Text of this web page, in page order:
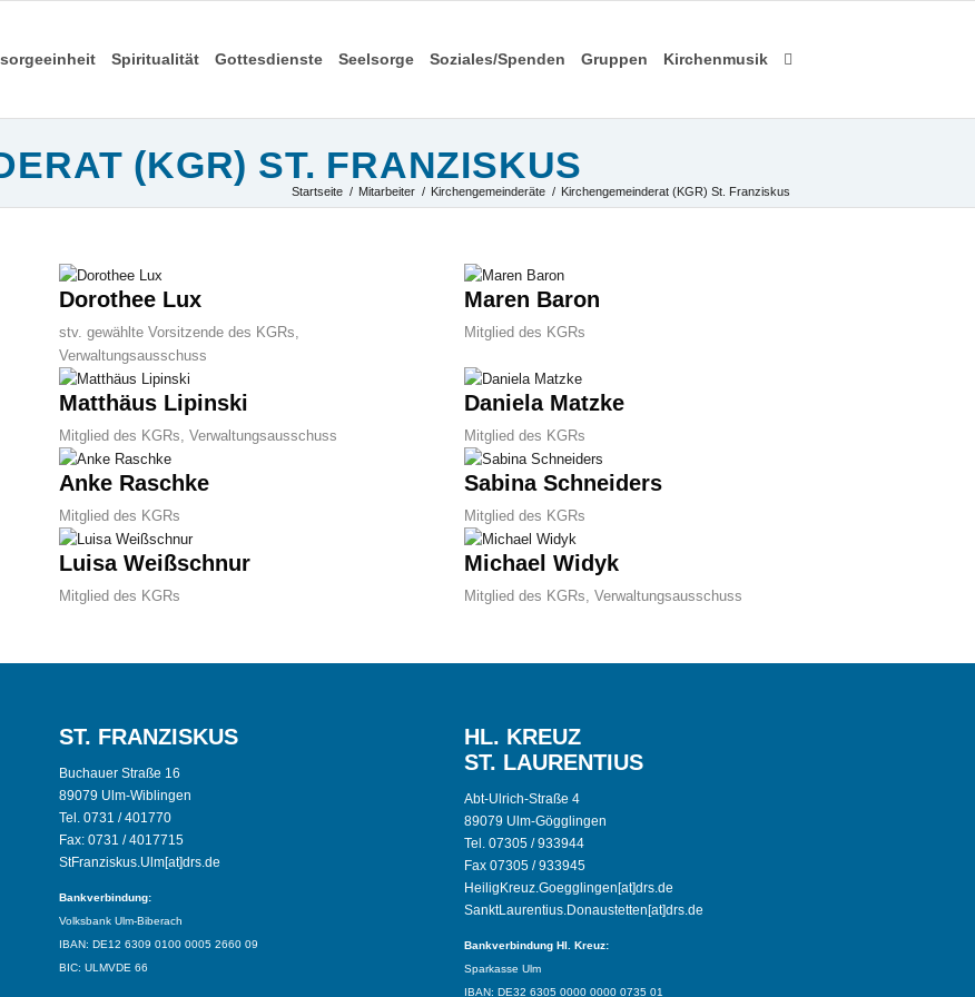
Spiritualität Gottesdienste Seelsorge Soziales/Spenden Gruppen Kirchenmusik
(KGR) ST. FRANZISKUS
Startseite / Mitarbeiter / Kirchengemeinderäte / Kirchengemeinderat (KGR) St. Franziskus
Dorothee Lux
stv. gewählte Vorsitzende des KGRs,
Verwaltungsausschuss
Maren Baron
Mitglied des KGRs
Matthäus Lipinski
Mitglied des KGRs, Verwaltungsausschuss
Daniela Matzke
Mitglied des KGRs
Anke Raschke
Mitglied des KGRs
Sabina Schneiders
Mitglied des KGRs
Luisa Weißschnur
Mitglied des KGRs
Michael Widyk
Mitglied des KGRs, Verwaltungsausschuss
ST. FRANZISKUS
Buchauer Straße 16
89079 Ulm-Wiblingen
Tel. 0731 / 401770
Fax: 0731 / 4017715
StFranziskus.Ulm[at]drs.de
Bankverbindung:
Volksbank Ulm-Biberach
IBAN: DE12 6309 0100 0005 2660 09
BIC: ULMVDE 66
HL. KREUZ
ST. LAURENTIUS
Abt-Ulrich-Straße 4
89079 Ulm-Gögglingen
Tel. 07305 / 933944
Fax 07305 / 933945
HeiligKreuz.Goegglingen[at]drs.de
SanktLaurentius.Donaustetten[at]drs.de
Bankverbindung Hl. Kreuz:
Sparkasse Ulm
IBAN: DE32 6305 0000 0000 0735 01